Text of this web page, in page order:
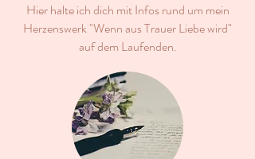
Hier halte ich dich mit Infos rund um mein
Herzenswerk "Wenn aus Trauer Liebe wird"
auf dem Laufenden.